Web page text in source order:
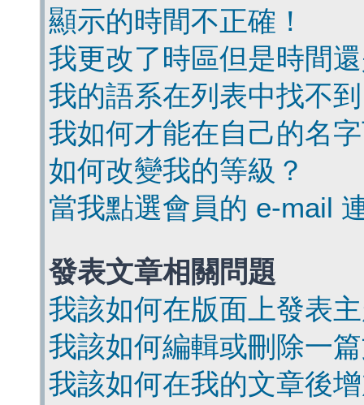
顯示的時間不正確！
我更改了時區但是時間
我的語系在列表中找不
我如何才能在自己的名
如何改變我的等級？
當我點選會員的 e-mail
發表文章相關問題
我該如何在版面上發表
我該如何編輯或刪除一
我該如何在我的文章後